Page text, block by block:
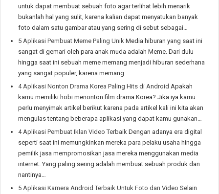
untuk dapat membuat sebuah foto agar terlihat lebih menarik
bukanlah hal yang sulit, karena kalian dapat menyatukan banyak
foto dalam satu gambar atau yang sering di sebut sebagai…
5 Aplikasi Pembuat Meme Paling Unik Media hiburan yang saat ini
sangat di gemari oleh para anak muda adalah Meme. Dari dulu
hingga saat ini sebuah meme memang menjadi hiburan sederhana
yang sangat populer, karena memang…
4 Aplikasi Nonton Drama Korea Paling Hits di Android Apakah
kamu memiliki hobi menonton film drama Korea? Jika iya kamu
perlu menyimak artikel berikut karena pada artikel kali ini kita akan
mengulas tentang beberapa aplikasi yang dapat kamu gunakan…
4 Aplikasi Pembuat Iklan Video Terbaik Dengan adanya era digital
seperti saat ini memungkinkan mereka para pelaku usaha hingga
pemilik jasa mempromosikan jasa mereka menggunakan media
internet. Yang paling sering adalah membuat sebuah produk dan
nantinya…
5 Aplikasi Kamera Android Terbaik Untuk Foto dan Video Selain